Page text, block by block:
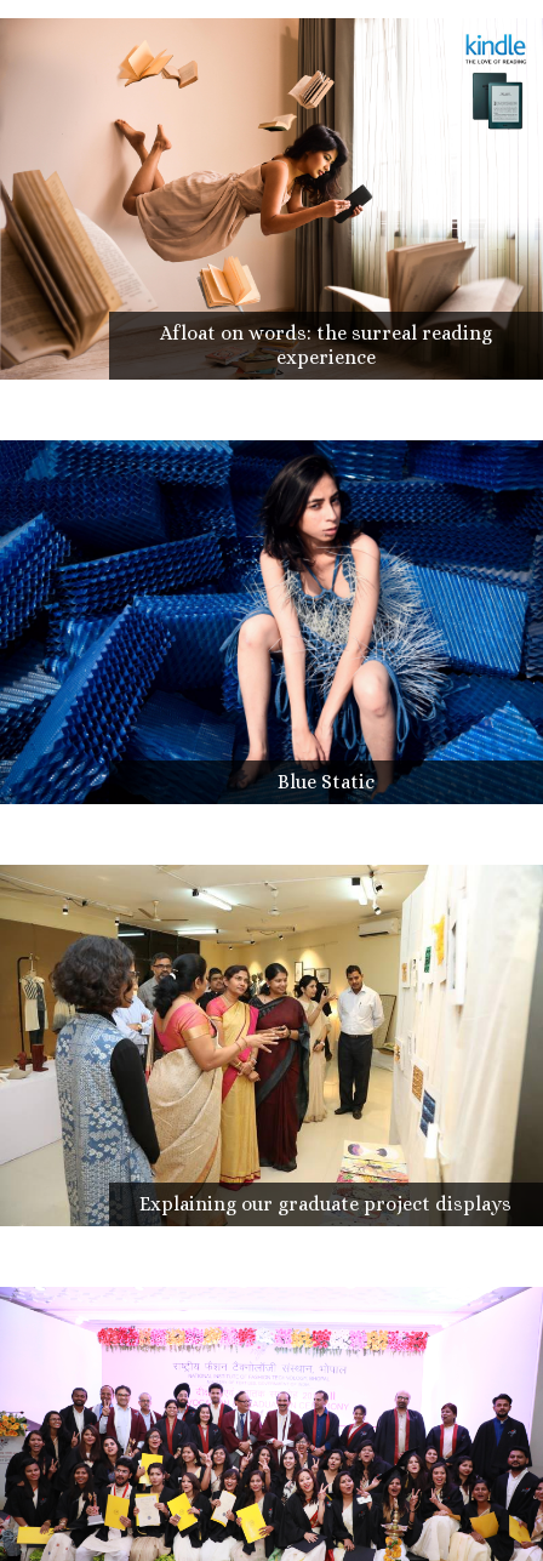
Afloat on words: the surreal reading
experience
Blue Static
Explaining our graduate project displays